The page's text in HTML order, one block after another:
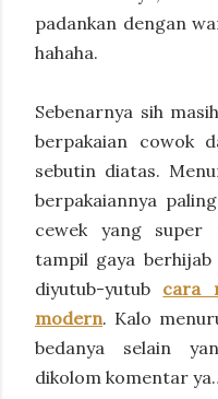
padankan dengan
hahaha.
Sebenarnya sih
berpakaian cowok
sebutin diatas.
berpakaiannya
cewek yang
tampil gaya
diyutub-yutub cara
modern. Kalo
bedanya selain
dikolom komentar